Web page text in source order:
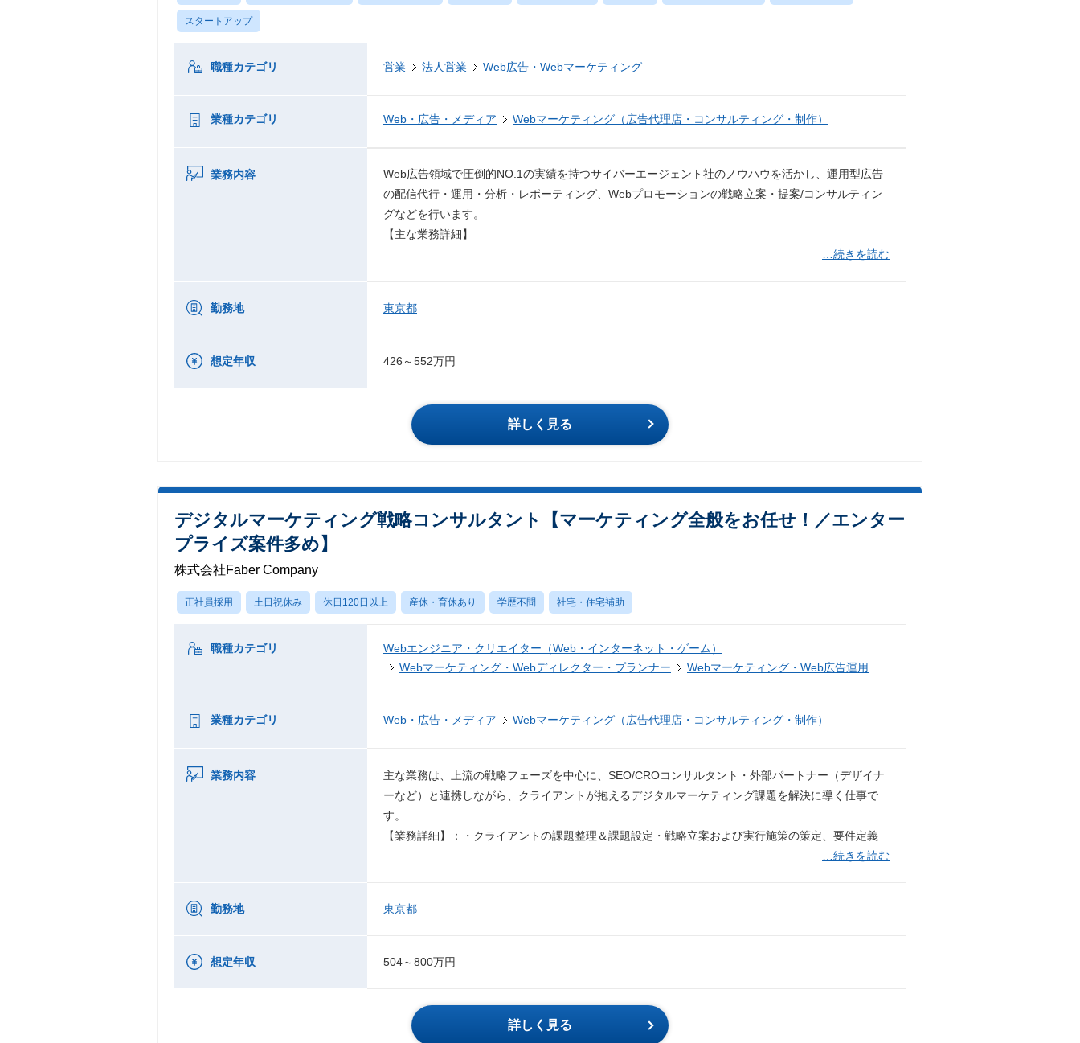
スタートアップ
職種カテゴリ 営業 法人営業 Web広告・Webマーケティング
業種カテゴリ Web・広告・メディア Webマーケティング（広告代理店・コンサルティング・制作）
業務内容
Web広告領域で圧倒的NO.1の実績を持つサイバーエージェント社のノウハウを活かし、運用型広告
の配信代行・運用・分析・レポーティング、Webプロモーションの戦略立案・提案/コンサルティン
グなどを行います。
【主な業務詳細】
…続きを読む
勤務地 東京都
想定年収 426～552万円
詳しく見る
デジタルマーケティング戦略コンサルタント【マーケティング全般をお任せ！／エンター
プライズ案件多め】
株式会社Faber Company
正社員採用 土日祝休み 休日120日以上 産休・育休あり 学歴不問 社宅・住宅補助
職種カテゴリ
Webエンジニア・クリエイター（Web・インターネット・ゲーム）
Webマーケティング・Webディレクター・プランナー
Webマーケティング・Web広告運用
業種カテゴリ Web・広告・メディア Webマーケティング（広告代理店・コンサルティング・制作）
業務内容
主な業務は、上流の戦略フェーズを中心に、SEO/CROコンサルタント・外部パートナー（デザイナ
ーなど）と連携しながら、クライアントが抱えるデジタルマーケティング課題を解決に導く仕事で
す。
【業務詳細】：・クライアントの課題整理＆課題設定・戦略立案および実行施策の策定、要件定義
…続きを読む
勤務地 東京都
想定年収 504～800万円
詳しく見る